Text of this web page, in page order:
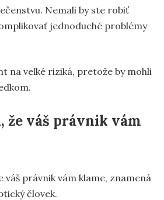
Nemali by ste robiť
jednoduché problémy
na veľké riziká, pretože by mohli
že váš právnik vám
váš právnik vám klame, znamená
človek.